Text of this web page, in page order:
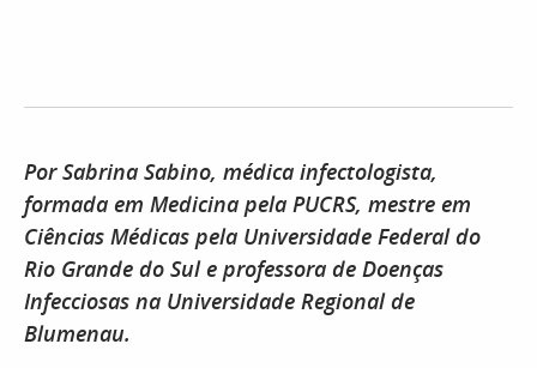
Por Sabrina Sabino, médica infectologista,
formada em Medicina pela PUCRS, mestre em
Ciências Médicas pela Universidade Federal do
Rio Grande do Sul e professora de Doenças
Infecciosas na Universidade Regional de
Blumenau.